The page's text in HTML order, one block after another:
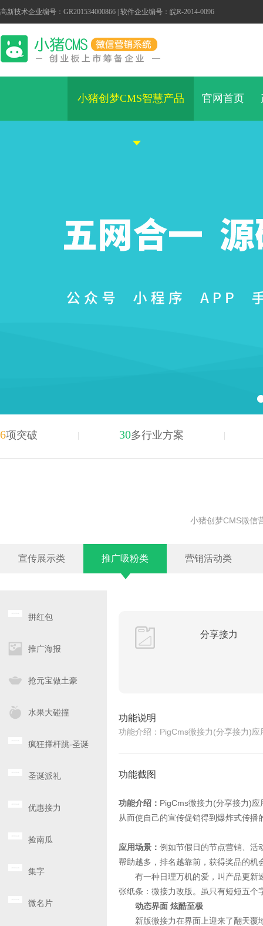
高新技术企业编号：GR201534000866 | 软件企业编号：皖R-2014-0096
小猪创梦CMS智慧产品 官网首页
6项突破 30多行业方案
小猪创梦CMS微信
宣传展示类 推广吸粉类 营销活动类
拼红包
推广海报
抢元宝做土豪
水果大碰撞
疯狂撑杆跳-圣诞
圣诞派礼
优惠接力
捡南瓜
集字
微名片
分享接力
功能说明
功能介绍：PigCms微接力(分享接力)
功能截图
功能介绍： PigCms微接力(分享接力)
从而使自己的宣传促销得到爆炸式传播
应用场景： 例如节假日的节点营销、活
帮助越多，排名越靠前，获得奖品的机
有一种日理万机的爱，叫产品更新
张纸条：微接力改版。虽只有短短五
动态界面 炫酷至极
新版微接力在界面上迎来了翻天覆